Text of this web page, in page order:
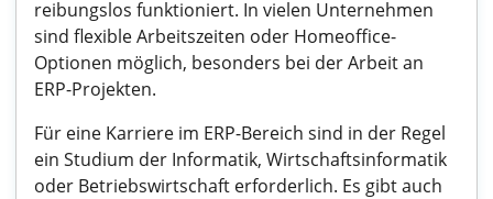
reibungslos funktioniert. In vielen Unternehmen
sind flexible Arbeitszeiten oder Homeoffice-
Optionen möglich, besonders bei der Arbeit an
ERP-Projekten.
Für eine Karriere im ERP-Bereich sind in der Regel
ein Studium der Informatik, Wirtschaftsinformatik
oder Betriebswirtschaft erforderlich. Es gibt auch